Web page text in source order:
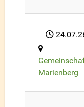
Marienberg